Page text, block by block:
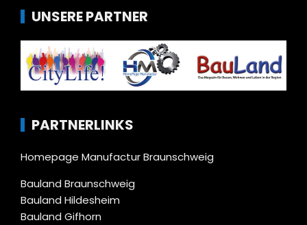
UNSERE PARTNER
PARTNERLINKS
Homepage Manufactur Braunschweig
Bauland Braunschweig
Bauland Hildesheim
Bauland Gifhorn